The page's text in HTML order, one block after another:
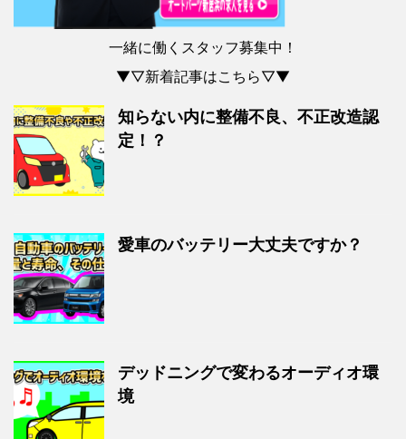
一緒に働くスタッフ募集中！
▼▽新着記事はこちら▽▼
知らない内に整備不良、不正改造認
定！？
愛車のバッテリー大丈夫ですか？
デッドニングで変わるオーディオ環
境